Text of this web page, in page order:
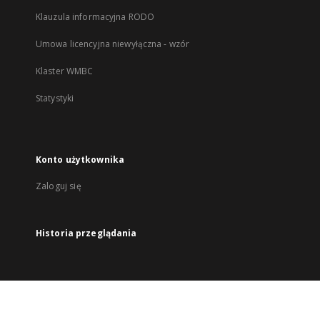
Klauzula informacyjna RODO
Umowa licencyjna niewyłączna - wzór
Klaster WMBC
Statystyki
Konto użytkownika
Zaloguj się
Historia przeglądania